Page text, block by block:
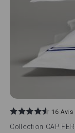
16 Avis
Collection CAP